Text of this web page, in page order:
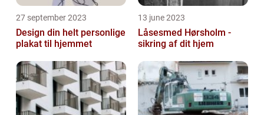
27 september 2023
Design din helt personlige
plakat til hjemmet
13 june 2023
Låsesmed Hørsholm -
sikring af dit hjem